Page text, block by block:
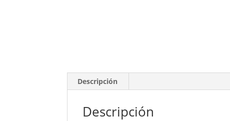
Descripción
Descripción